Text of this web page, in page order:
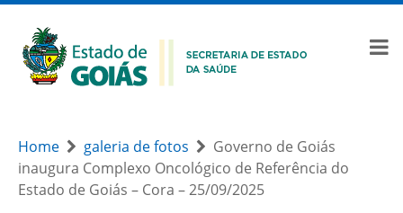
Home galeria de fotos
Governo de Goiás
inaugura Complexo Oncológico de Referência do
Estado de Goiás – Cora – 25/09/2025